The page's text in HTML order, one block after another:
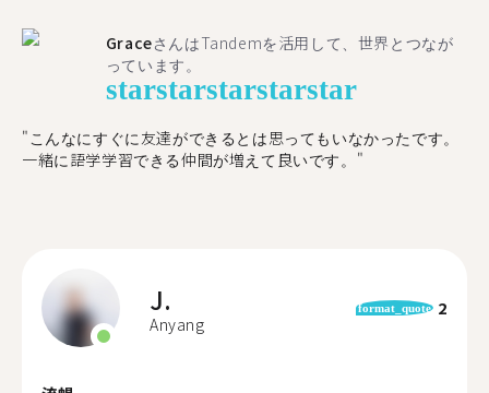
GraceさんはTandemを活用して、世界とつなが
っています。
starstarstarstarstar
"こんなにすぐに友達ができるとは思ってもいなかったです。
一緒に語学学習できる仲間が増えて良いです。"
J.
Anyang
format_quote 2